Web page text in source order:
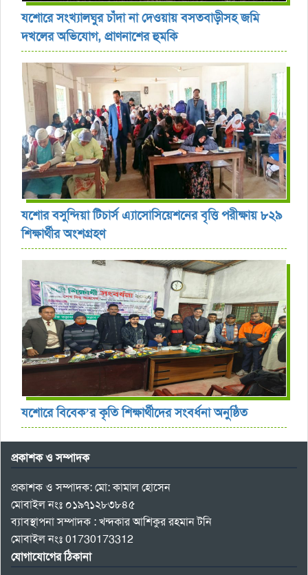
যশোরে সংখ্যালঘুর চাঁদা না দেওয়ায় বসতবাড়ীসহ জমি
দখলের অভিযোগ, প্রাণনাশের হুমকি
যশোর বসুন্দিয়া টিচার্স এ্যাসোসিয়েশনের বৃত্তি পরীক্ষায় ৮২৯
শিক্ষার্থীর অংশগ্রহণ
যশোরে বিবেক’র কৃতি শিক্ষার্থীদের সংবর্ধনা অনুষ্ঠিত
প্রকাশক ও সম্পাদক
প্রকাশক ও সম্পাদক: মো: কামাল হোসেন
মোবাইল নংঃ ০১৯৭১২৮৩৮৪৫
ব্যাবস্থাপনা সম্পাদক : খন্দকার আশিকুর রহমান টনি
মোবাইল নংঃ 01730173312
যোগাযোগের ঠিকানা